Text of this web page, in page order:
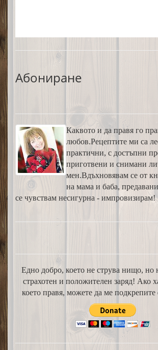
Абониране
Каквото и да правя го
любов.Рецептите ми са
практични, с достъпни
приготвени и снимани
мен.Вдъхновявам се от
на мама и баба,
се чувствам несигурна - импровизирам!
Едно добро, което не струва нищо, но
страхотен и положителен заряд! Ако
което правя, можете да ме подкрепите